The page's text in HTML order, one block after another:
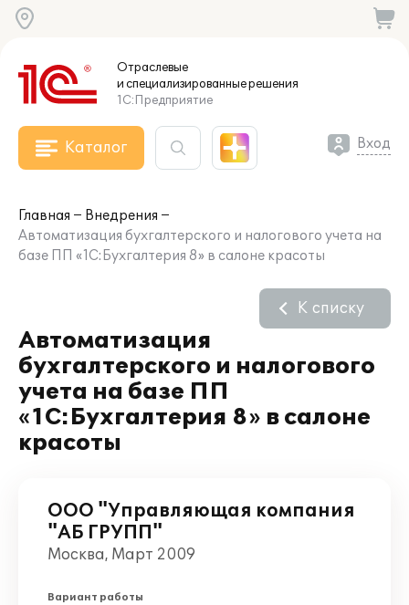
Отраслевые
и специализированныерешения
1С:Предприятие
Каталог Вход
Главная
Внедрения
Автоматизация бухгалтерского и налогового учета на
базе ПП «1С:Бухгалтерия 8» в салоне красоты
Автоматизация
бухгалтерского и налогового
учета на базе ПП
«1С:Бухгалтерия 8» в салоне
красоты
К списку
ООО "Управляющая компания
"АБ ГРУПП"
Москва, Март 2009
Вариант работы